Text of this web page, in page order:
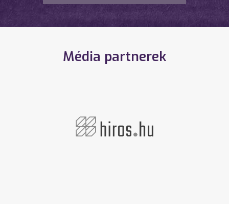
Média partnerek